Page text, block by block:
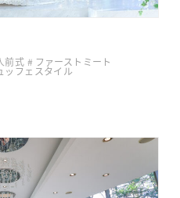
前式 ファーストミート
ッフェスタイル